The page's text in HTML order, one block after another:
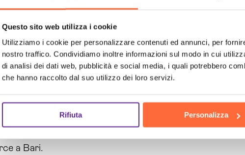
Questo sito web utilizza i cookie
Utilizziamo i cookie per personalizzare contenuti ed annunci, per
nostro traffico. Condividiamo inoltre informazioni sul modo in cui
di analisi dei dati web, pubblicità e social media, i quali potrebbero
che hanno raccolto dal suo utilizzo dei loro servizi.
Rifiuta Personalizza
anche della gestione e manutenzione del tuo
la nostra guida e supporto costante, potrai
tuo ecommerce.
nostra ottimizzazione SEO, il tuostore
online sarà
visibilità e la possibilità di raggiungere nuovi clienti.
, potrai ampliare il tuo pubblico e rendere il tuo brand
per maggiori informazioni sui nostri servizi e
a Bari.